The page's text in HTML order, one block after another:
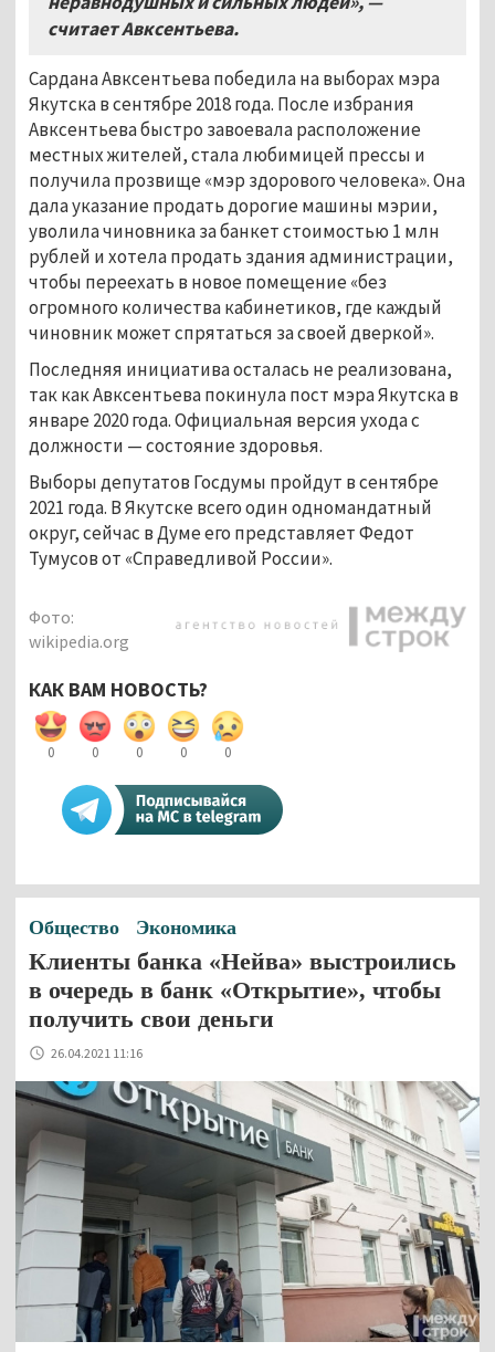
считает Авксентьева.
Сардана Авксентьева победила на выборах мэра
Якутска в сентябре 2018 года. После избрания
Авксентьева быстро завоевала расположение
местных жителей, стала любимицей прессы и
получила прозвище «мэр здорового человека». Она
дала указание продать дорогие машины мэрии,
уволила чиновника за банкет стоимостью 1 млн
рублей и хотела продать здания администрации,
чтобы переехать в новое помещение «без
огромного количества кабинетиков, где каждый
чиновник может спрятаться за своей дверкой».
Последняя инициатива осталась не реализована,
так как Авксентьева покинула пост мэра Якутска в
январе 2020 года. Официальная версия ухода с
должности — состояние здоровья.
Выборы депутатов Госдумы пройдут в сентябре
2021 года. В Якутске всего один одномандатный
округ, сейчас в Думе его представляет Федот
Тумусов от «Справедливой России».
Фото:
wikipedia.org
КАК ВАМ НОВОСТЬ?
0 0 0 0 0
Общество Экономика
Клиенты банка «Нейва» выстроились
в очередь в банк «Открытие», чтобы
получить свои деньги
26.04.2021 11:16